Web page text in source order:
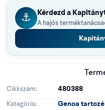
⚓ Kérdezd a
A hajós
Cikkszám 480388
Kategória Genoa